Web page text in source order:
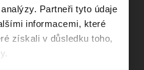
Partneři tyto údaje
informacemi, které
získali v důsledku toho,
: Jiří Petrdlík